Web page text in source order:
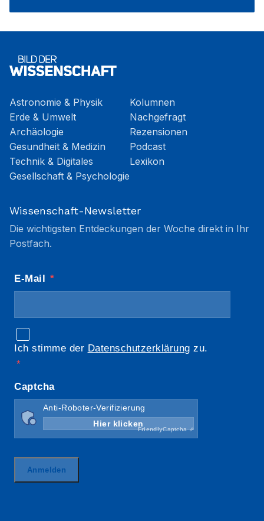
Astronomie & Physik
Erde & Umwelt
Archäologie
Gesundheit & Medizin
Technik & Digitales
Gesellschaft & Psychologie
Kolumnen
Nachgefragt
Rezensionen
Podcast
Lexikon
Wissenschaft-Newsletter
Die wichtigsten Entdeckungen der Woche direkt in Ihr
Postfach.